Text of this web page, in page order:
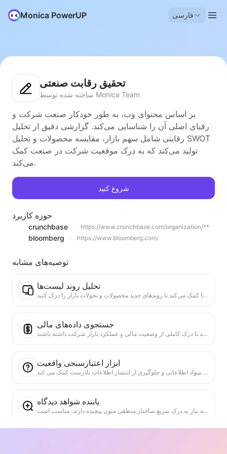
Monica PowerUP فارسی
تحقیق رقابت صنعتی
ساخته شده توسط Monica Team
بر اساس محتوای وب، به طور خودکار صنعت شرکت و
رقبای اصلی آن را شناسایی می‌کند. گزارشی دقیق از تحلیل
رقابتی شامل سهم بازار، مقایسه محصولات و تحلیل SWOT
تولید می‌کند که به درک موقعیت شرکت در صنعت کمک
می‌کند.
شروع کنید
حوزه کاربرد
crunchbase https://www.crunchbase.com/organization/**
bloomberg https://www.bloomberg.com/
توصیه‌های مشابه
تحلیل روند لیست‌ها
تحلیل داده‌های لیست‌های فعلی صفحه، تولید گزارش روند. شناسایی دسته‌های محبوب، نوع محصولات در حال رشد سریع و فناوری‌های نوظهور. ارائه بینش‌های فوری بازار، به شما کمک می‌کند تا روندهای جدید محصولات و تحولات بازار را درک کنید.
جستجوی داده‌های مالی
برای شاخص‌های مالی یا نقاط داده‌ای که در وب‌سایت فعلی ذکر شده‌اند، جستجوی عمیق در چندین منبع داده معتبر انجام دهید. ارائه مقایسه داده‌های تاریخی و معیارهای صنعتی، به کاربران کمک می‌کند تا درک کاملی از وضعیت مالی و عملکرد بازار شرکت داشته باشند.
ابزار اعتبارسنجی واقعیت
ابزار کارآمد و مخصوص برای اعتبارسنجی محتوای وب. به طور خودکار کلیدی ادعاها و داده ها را شناسایی می کند و با منابع خارجی قابل اعتماد بررسی می کند. رتبه بندی اعتبار بیانیه های مهم را ارائه می دهد و توضیحات نتایج تأیید و پیوندهای منبع واقعیت را فراهم می کند. به افزایش سواد اطلاعاتی و جلوگیری از انتشار اطلاعات نادرست کمک می کند.
یابنده شواهد دیدگاه
به طور خاص برای تجزیه و تحلیل جامع چندین دیدگاه و شواهد پشتیبان در محتوای وب طراحی شده است. این ابزار می‌تواند به طور خودکار دیدگاه‌های اصلی را شناسایی کرده، اطلاعات پشتیبان مستقیم و ضمنی را به دقت استخراج کند و نتایج تحلیل را به صورت ساختاریافته ارائه دهد. این ابزار به طور قابل توجهی کارایی و عمق تحلیل استدلال را افزایش می‌دهد و برای تحقیقات علمی، تحلیل سیاست‌ها و سایر زمینه‌هایی که نیاز به درک سریع ساختار منطقی متون پیچیده دارند، مناسب است.